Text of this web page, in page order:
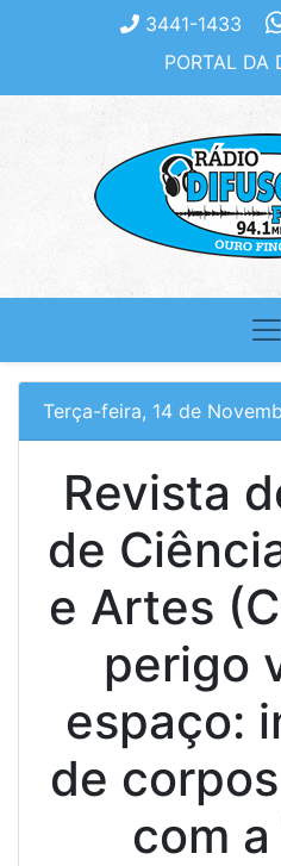
3441-1433
PORTAL DA
Terça-feira, 14 de
Revista
de
e Artes
perigo
espaço:
de
com